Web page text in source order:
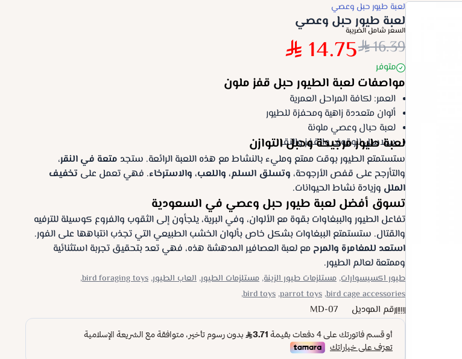
لعبة طيور حبل وعصي
لعبة طيور حبل وعصي
السعر شامل الضريبة
16.39
14.75 متوفر
مواصفات لعبة الطيور حبل قفز ملون
العمر: لكافة المراحل العمرية
ألوان متعددة زاهية ومحفزة للطيور
لعبة حبال وعصي ملونة
سلاسل للوقوف والقفز والنقر
لعبة طيور مرجيحة وحبل التوازن
ستستمتع الطيور بوقت ممتع ومليء بالنشاط مع هذه اللعبة الرائعة. ستجد متعة في النقر،
والتأرجح على قفص الأرجوحة، وتسلق السلم، واللعب، والاسترخاء. فهي تعمل على تخفيف
الملل وزيادة نشاط الحيوانات.
تسوق أفضل لعبة طيور حبل وعصي في السعودية
تفاعل الطيور والببغاوات بقوة مع الألوان، وفي البرية، يلجأون إلى الثقوب والفروع كوسيلة للترفيه
والقتال. ستستمتع الببغاوات بشكل خاص بألوان الخشب الطبيعي التي تجذب انتباهها على الفور.
استعد للمغامرة والمرح مع لعبة العصافير المدهشة هذه، فهي تعد بتحقيق تجربة استثنائية
وممتعة لعالم الطيور.
طيور اكسيسوارات, مستلزمات طيور الزينة, مستلزمات الطيور, العاب الطيور, bird foraging toys,
bird cage accessories,
parrot toys,
bird toys,
رقم الموديل MD-07